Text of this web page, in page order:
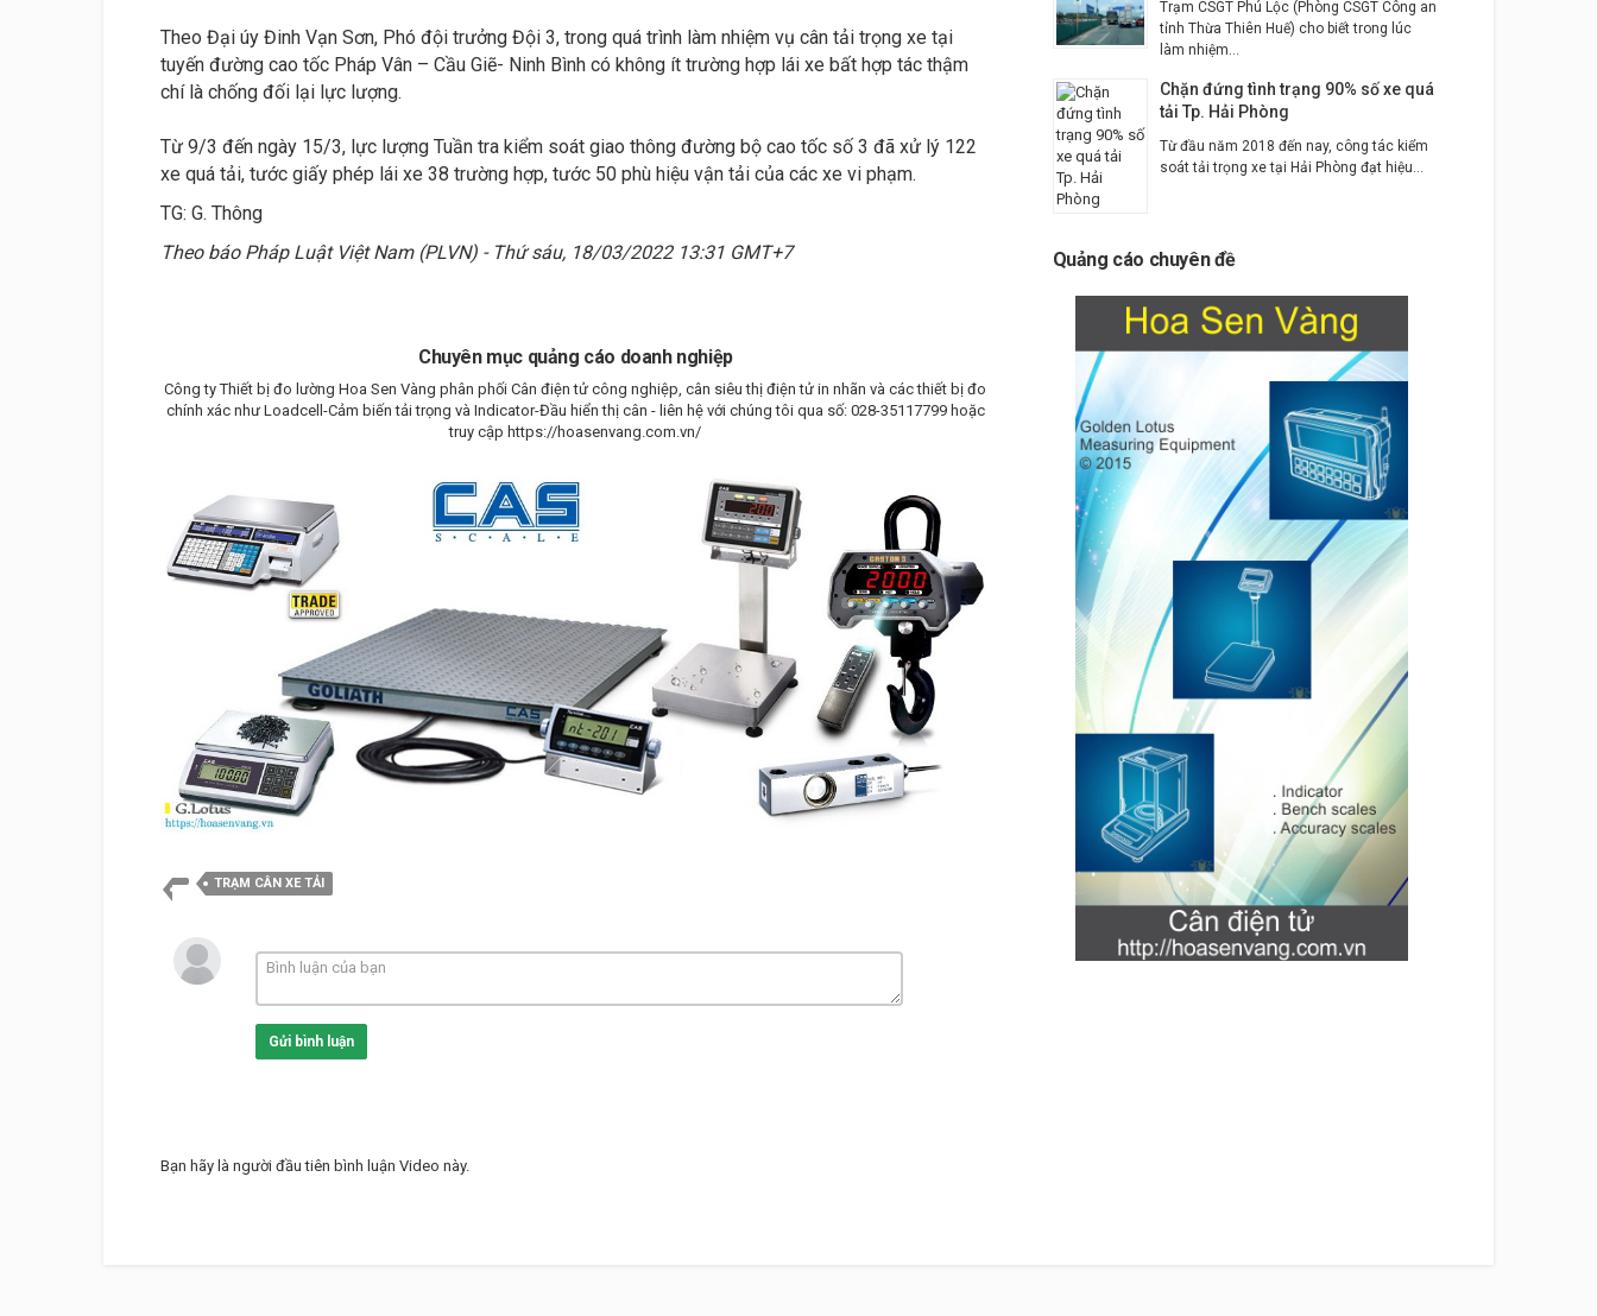
Theo Đại úy Đinh Vạn Sơn, Phó đội trưởng Đội 3, trong quá trình làm nhiệm vụ cân tải trọng xe tại
tuyến đường cao tốc Pháp Vân – Cầu Giẽ- Ninh Bình có không ít trường hợp lái xe bất hợp tác thậm
chí là chống đối lại lực lượng.
Từ 9/3 đến ngày 15/3, lực lượng Tuần tra kiểm soát giao thông đường bộ cao tốc số 3 đã xử lý 122
xe quá tải, tước giấy phép lái xe 38 trường hợp, tước 50 phù hiệu vận tải của các xe vi phạm.
TG: G. Thông
Theo báo Pháp Luật Việt Nam (PLVN) - Thứ sáu, 18/03/2022 13:31 GMT+7
Chuyên mục quảng cáo doanh nghiệp
Công ty Thiết bị đo lường Hoa Sen Vàng phân phối Cân điện tử công nghiệp, cân siêu thị điện tử in nhãn và các thiết bị đo
chính xác như Loadcell-Cảm biến tải trọng và Indicator-Đầu hiển thị cân - liên hệ với chúng tôi qua số: 028-35117799 hoặc
truy cập https://hoasenvang.com.vn/
TRẠM CÂN XE TẢI
Gửi bình luận
Bạn hãy là người đầu tiên bình luận Video này.
Trạm CSGT Phú Lộc (Phòng CSGT Công an
tỉnh Thừa Thiên Huế) cho biết trong lúc
làm nhiệm...
Chặn đứng tình trạng 90% số xe quá
tải Tp. Hải Phòng
Từ đầu năm 2018 đến nay, công tác kiểm
soát tải trọng xe tại Hải Phòng đạt hiệu...
Quảng cáo chuyên đề